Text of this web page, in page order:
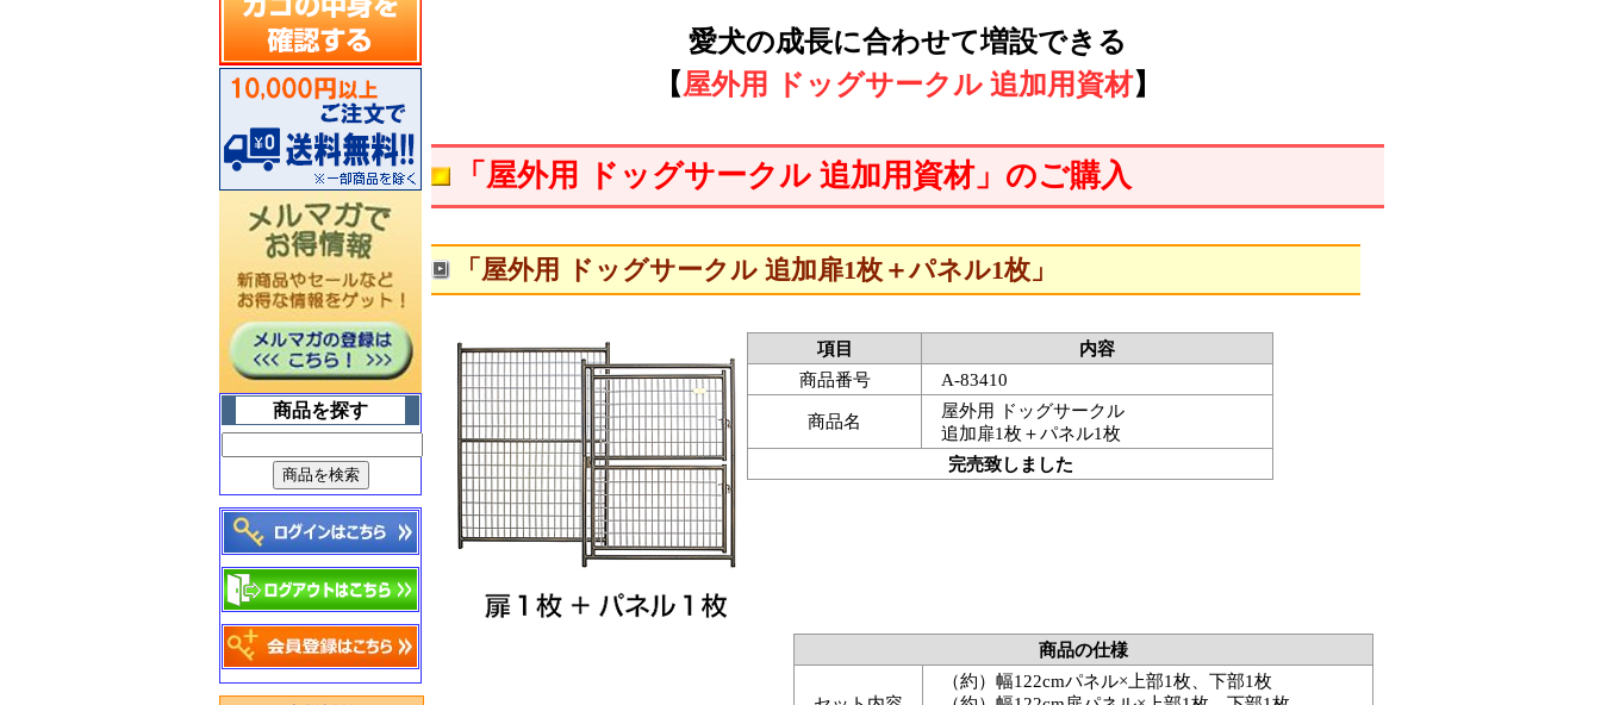
愛犬の成長に合わせて増設できる
【屋外用 ドッグサークル 追加用資材】
「屋外用 ドッグサークル 追加用資材」のご購入
「屋外用 ドッグサークル 追加扉1枚＋パネル1枚」
項目
内容
商品番号
A-83410
商品名
屋外用 ドッグサークル
追加扉1枚＋パネル1枚
完売致しました
商品の仕様
（約）幅122cmパネル×上部1枚、下部1枚
毎日出るゴミは
燃やしてスッキリ♪
【家庭用焼却炉
山水籠】
武骨なデザインが
空間をオシャレに演出
【アメリカンフェンス】
商品を探す